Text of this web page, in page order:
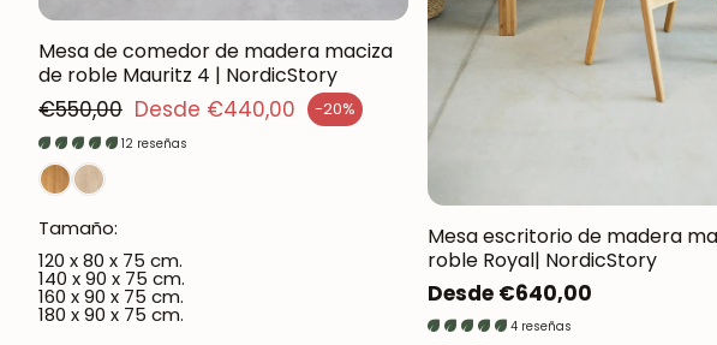
Mesa de comedor de madera maciza
de roble Mauritz 4 | NordicStory
Desde €440,00 -20%
de venta
Precio regular
€550,00
12 reseñas
Tamaño:
120 x 80 x 75 cm.
140 x 90 x 75 cm.
160 x 90 x 75 cm.
180 x 90 x 75 cm.
Mesa escritorio de madera
roble Royal| NordicStory
Precio
regular
Desde €640,00
4 reseñas
¡SE
Suscríbete y